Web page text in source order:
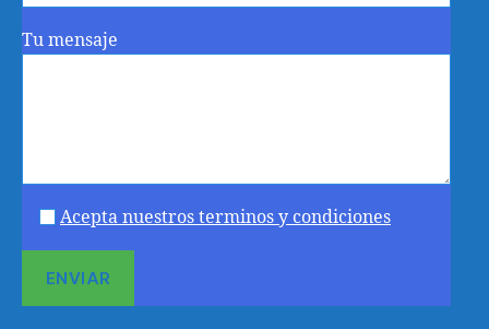
Tu mensaje
Acepta nuestros terminos y condiciones